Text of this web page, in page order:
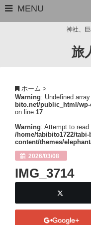
MENU
サイトマップ
神社、
旅
ホーム >
Warning: Undefined
bito.net/public_html/
on line 17
Warning: Attempt to
/home/tabibito1722/
content/themes/
2026/03/08
IMG_3714
Google+